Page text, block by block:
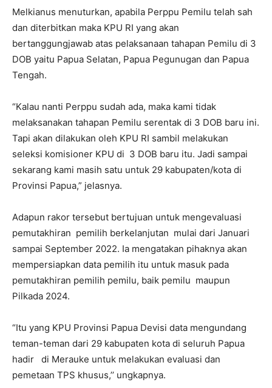
Melkianus menuturkan, apabila Perppu Pemilu telah sah
dan diterbitkan maka KPU RI yang akan
bertanggungjawab atas pelaksanaan tahapan Pemilu di 3
DOB yaitu Papua Selatan, Papua Pegunugan dan Papua
Tengah.
“Kalau nanti Perppu sudah ada, maka kami tidak
melaksanakan tahapan Pemilu serentak di 3 DOB baru ini.
Tapi akan dilakukan oleh KPU RI sambil melakukan
seleksi komisioner KPU di 3 DOB baru itu. Jadi sampai
sekarang kami masih satu untuk 29 kabupaten/kota di
Provinsi Papua,” jelasnya.
Adapun rakor tersebut bertujuan untuk mengevaluasi
pemutakhiran pemilih berkelanjutan mulai dari Januari
sampai September 2022. Ia mengatakan pihaknya akan
mempersiapkan data pemilih itu untuk masuk pada
pemutakhiran pemilih pemilu, baik pemilu maupun
Pilkada 2024.
“Itu yang KPU Provinsi Papua Devisi data mengundang
teman-teman dari 29 kabupaten kota di seluruh Papua
hadir di Merauke untuk melakukan evaluasi dan
pemetaan TPS khusus,’’ ungkapnya.